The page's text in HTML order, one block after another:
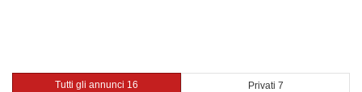
Tutti gli annunci 16 Privati 7